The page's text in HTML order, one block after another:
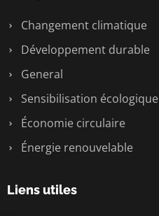
Changement climatique
Développement durable
General
Sensibilisation écologique
Économie circulaire
Énergie renouvelable
Liens utiles